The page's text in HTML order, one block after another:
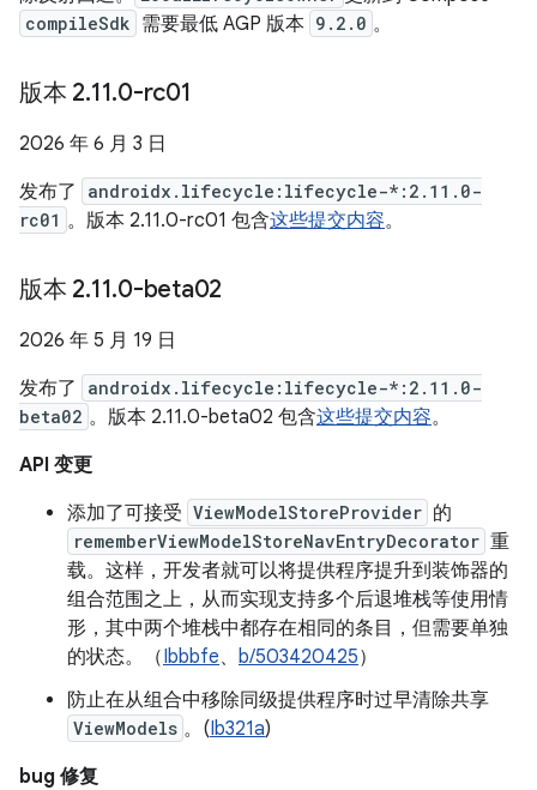
compileSdk 需要最低 AGP 版本 9.2.0 。
版本 2.11.0-rc01
2026 年 6 月 3 日
发布了
androidx.lifecycle:lifecycle-*:2.11.0-
rc01 。版本 2.11.0-rc01 包含这些提交内容。
版本 2.11.0-beta02
2026 年 5 月 19 日
发布了
androidx.lifecycle:lifecycle-*:2.11.0-
beta02 。版本 2.11.0-beta02 包含这些提交内容。
API 变更
添加了可接受 ViewModelStoreProvider 的
rememberViewModelStoreNavEntryDecorator 重
载。这样，开发者就可以将提供程序提升到装饰器的
组合范围之上，从而实现支持多个后退堆栈等使用情
形，其中两个堆栈中都存在相同的条目，但需要单独
的状态。（Ibbbfe、 b/503420425）
防止在从组合中移除同级提供程序时过早清除共享
ViewModels 。(Ib321a)
bug 修复